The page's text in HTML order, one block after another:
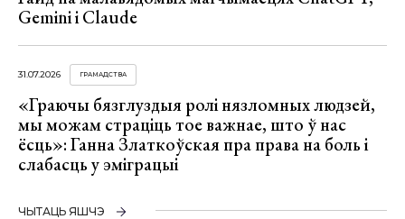
Gemini і Claude
31.07.2026 ГРАМАДСТВА
«Граючы бязглуздыя ролі нязломных людзей,
мы можам страціць тое важнае, што ў нас
ёсць»: Ганна Златкоўская пра права на боль і
слабасць у эміграцыі
ЧЫТАЦЬ ЯШЧЭ